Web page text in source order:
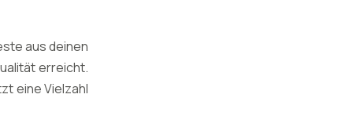
aus deinen
erreicht.
eine Vielzahl